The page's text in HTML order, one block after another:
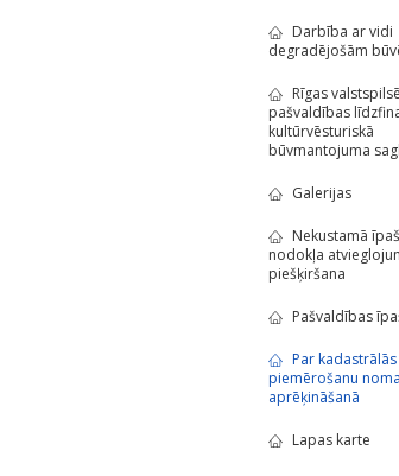
Darbība ar vidi
degradējošām
Rīgas
pašvaldības
kultūrvēsturiskā
būvmantojuma
Galerijas
Nekustamā
nodokļa
piešķiršana
Pašvaldības
Par
piemērošanu
aprēķināšanā
Lapas karte